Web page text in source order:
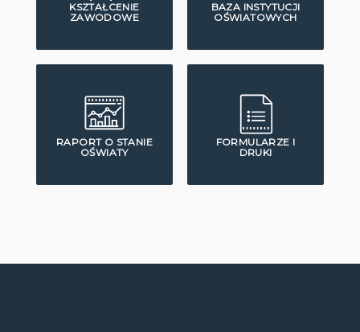
KSZTAŁCENIE
ZAWODOWE
BAZA INSTYTUCJI
OŚWIATOWYCH
RAPORT O STANIE
OŚWIATY
FORMULARZE I
DRUKI